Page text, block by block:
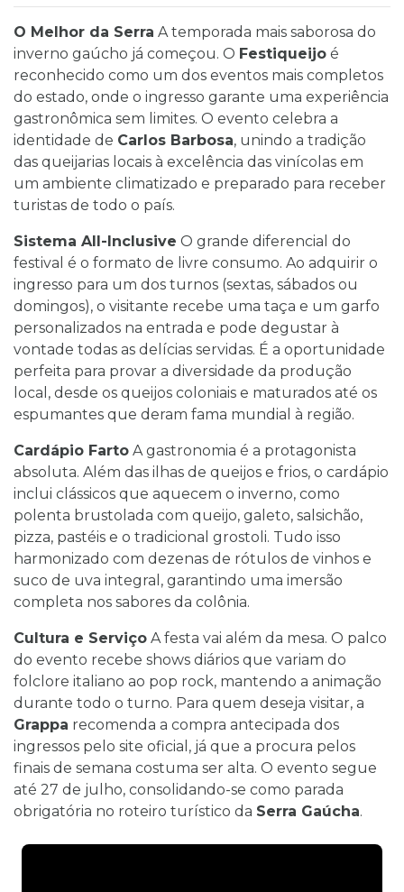
O Melhor da Serra A temporada mais saborosa do
inverno gaúcho já começou. O Festiqueijo é
reconhecido como um dos eventos mais completos
do estado, onde o ingresso garante uma experiência
gastronômica sem limites. O evento celebra a
identidade de Carlos Barbosa, unindo a tradição
das queijarias locais à excelência das vinícolas em
um ambiente climatizado e preparado para receber
turistas de todo o país.
Sistema All-Inclusive O grande diferencial do
festival é o formato de livre consumo. Ao adquirir o
ingresso para um dos turnos (sextas, sábados ou
domingos), o visitante recebe uma taça e um garfo
personalizados na entrada e pode degustar à
vontade todas as delícias servidas. É a oportunidade
perfeita para provar a diversidade da produção
local, desde os queijos coloniais e maturados até os
espumantes que deram fama mundial à região.
Cardápio Farto A gastronomia é a protagonista
absoluta. Além das ilhas de queijos e frios, o cardápio
inclui clássicos que aquecem o inverno, como
polenta brustolada com queijo, galeto, salsichão,
pizza, pastéis e o tradicional grostoli. Tudo isso
harmonizado com dezenas de rótulos de vinhos e
suco de uva integral, garantindo uma imersão
completa nos sabores da colônia.
Cultura e Serviço A festa vai além da mesa. O palco
do evento recebe shows diários que variam do
folclore italiano ao pop rock, mantendo a animação
durante todo o turno. Para quem deseja visitar, a
Grappa recomenda a compra antecipada dos
ingressos pelo site oficial, já que a procura pelos
finais de semana costuma ser alta. O evento segue
até 27 de julho, consolidando-se como parada
obrigatória no roteiro turístico da Serra Gaúcha.